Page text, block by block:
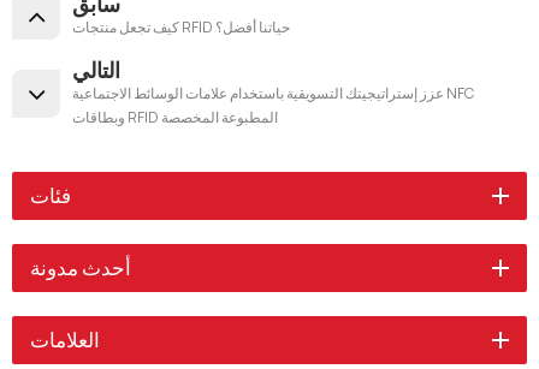
كيف تجعل منتجات RFID حياتنا أفضل؟
التالي
عزز إستراتيجيتك التسويقية باستخدام علامات الوسائط الاجتماعية NFC
وبطاقات RFID المطبوعة المخصصة
فئات
أحدث مدونة
العلامات